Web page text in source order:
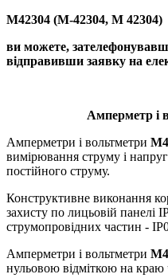
М42304 (М-42304, М 42304)
ви можете,
відправивши заявку на
Амперметр і
Амперметри і вольтметри
вимірювання струму і
постійного струму.
Конструктивне виконання
захисту по лицьовій панелі
струмопровідних частин -
Амперметри і вольтметри
нульовою відміткою на краю